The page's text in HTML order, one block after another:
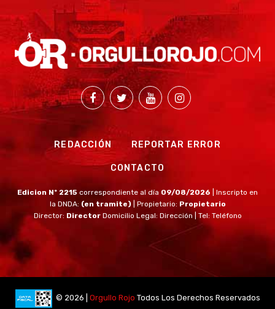
REDACCIÓN REPORTAR ERROR
CONTACTO
Edicion Nº 2215 correspondiente al día 09/08/2026
| Inscripto en
la DNDA: (en tramite) | Propietario: Propietario
Director: Director Domicilio Legal: Dirección | Tel: Teléfono
© 2026 | Orgullo Rojo Todos Los Derechos Reservados